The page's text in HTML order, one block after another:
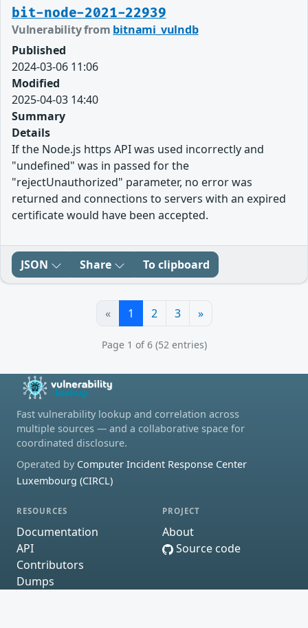
bit-node-2021-22939
Vulnerability from bitnami_vulndb
Published
2024-03-06 11:06
Modified
2025-04-03 14:40
Summary
Details
If the Node.js https API was used incorrectly and
"undefined" was in passed for the
"rejectUnauthorized" parameter, no error was
returned and connections to servers with an expired
certificate would have been accepted.
JSON Share To clipboard
« 1 2 3 »
Page 1 of 6 (52 entries)
Fast vulnerability lookup and correlation across
multiple sources — and a collaborative space for
coordinated disclosure.
Operated by Computer Incident Response Center
Luxembourg (CIRCL)
RESOURCES
Documentation
API
Contributors
Dumps
PROJECT
About
Source code